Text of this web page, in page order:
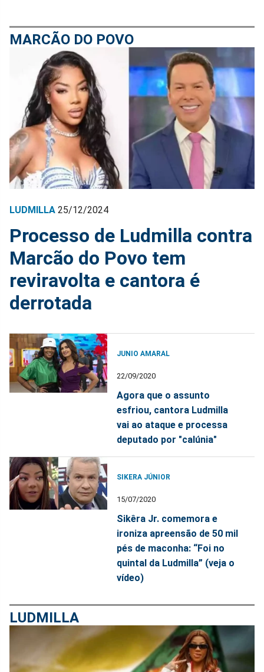
MARCÃO DO POVO
LUDMILLA 25/12/2024
Processo de Ludmilla contra
Marcão do Povo tem
reviravolta e cantora é
derrotada
JUNIO AMARAL
22/09/2020
Agora que o assunto
esfriou, cantora Ludmilla
vai ao ataque e processa
deputado por "calúnia"
SIKERA JÚNIOR
15/07/2020
Sikêra Jr. comemora e
ironiza apreensão de 50 mil
pés de maconha: “Foi no
quintal da Ludmilla” (veja o
vídeo)
LUDMILLA